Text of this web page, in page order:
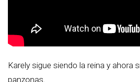
Karely sigue siendo la reina y ahora
panzonas.